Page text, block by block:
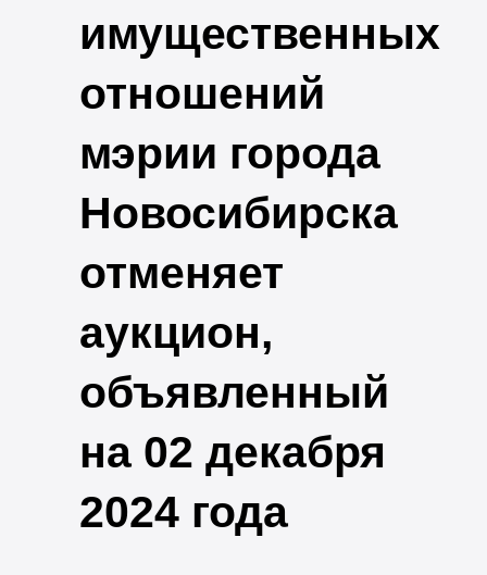
имущественных
отношений
мэрии города
Новосибирска
отменяет
аукцион,
объявленный
на 02 декабря
2024 года